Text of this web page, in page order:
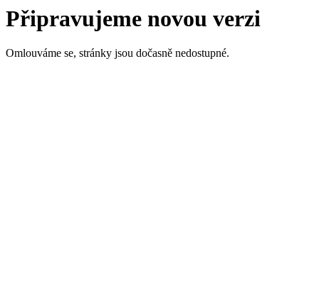
Připravujeme novou verzi
Omlouváme se, stránky jsou dočasně nedostupné.